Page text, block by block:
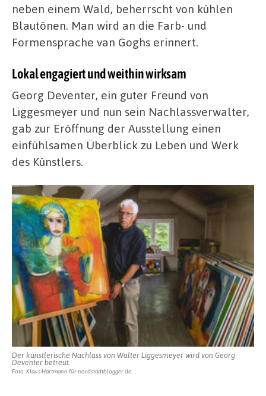
neben einem Wald, beherrscht von kühlen
Blautönen. Man wird an die Farb- und
Formensprache van Goghs erinnert.
Lokal engagiert und weithin wirksam
Georg Deventer, ein guter Freund von
Liggesmeyer und nun sein Nachlassverwalter,
gab zur Eröffnung der Ausstellung einen
einfühlsamen Überblick zu Leben und Werk
des Künstlers.
Der künstlerische Nachlass von Walter Liggesmeyer wird von Georg
Deventer betreut.
Foto: Klaus Hartmann für nordstadtblogger.de